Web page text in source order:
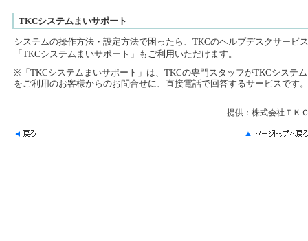
TKCシステムまいサポート
システムの操作方法・設定方法で困ったら、TKCのヘルプデスクサービス
「TKCシステムまいサポート」もご利用いただけます。
※「TKCシステムまいサポート」は、TKCの専門スタッフがTKCシステム
をご利用のお客様からのお問合せに、直接電話で回答するサービスです。
提供：株式会社ＴＫ